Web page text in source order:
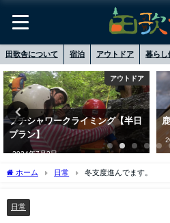
田歌舎について 宿泊 アウトドア 暮らし
アウトドア
プチシャワークライミング【半日
プラン】
2024年7月2日
ホーム 日常 冬支度進んでます。
日常